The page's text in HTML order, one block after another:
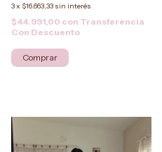
3x $16.663,33 sin interés
$44.991,00 con Transferencia
Con Descuento
Comprar